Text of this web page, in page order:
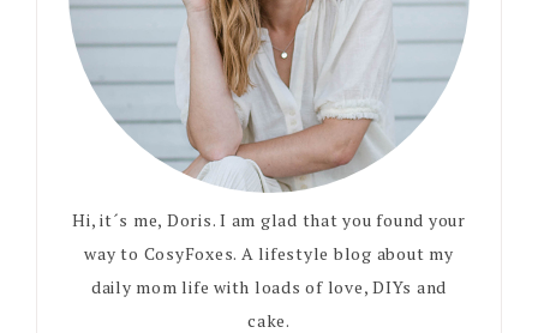
Hi, it´s me, Doris. I am glad that you found your
way to CosyFoxes. A lifestyle blog about my
daily mom life with loads of love, DIYs and
cake.